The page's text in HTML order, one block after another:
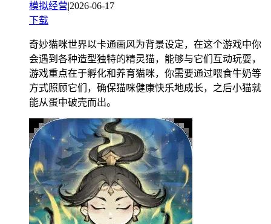
模拟经营|2026-06-17
下载
奇妙猫咪世界以卡通画风为背景设定，在这个游戏中你
会遇到各种造型独特的精灵猫，能够与它们互动玩耍，
游戏重点在于孵化和养育猫咪，你需要通过喂食牛奶等
方式照顾它们，确保猫咪健康快乐地成长，之后小猫就
能从蛋中破壳而出。